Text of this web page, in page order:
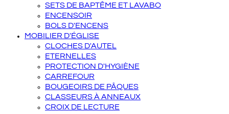
SETS DE BAPTÊME ET LAVABO
ENCENSOIR
BOLS D'ENCENS
MOBILIER D'ÉGLISE
CLOCHES D'AUTEL
ETERNELLES
PROTECTION D'HYGIÈNE
CARREFOUR
BOUGEOIRS DE PÂQUES
CLASSEURS À ANNEAUX
CROIX DE LECTURE